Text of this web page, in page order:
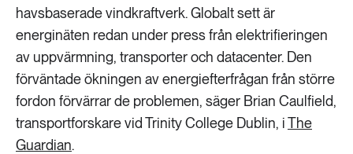
havsbaserade vindkraftverk. Globalt sett är
energinäten redan under press från elektrifieringen
av uppvärmning, transporter och datacenter. Den
förväntade ökningen av energiefterfrågan från större
fordon förvärrar de problemen, säger Brian Caulfield,
transportforskare vid Trinity College Dublin, iThe
Guardian.